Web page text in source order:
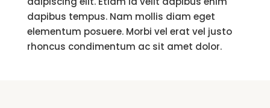
dapibus tempus. Nam mollis diam eget
elementum posuere. Morbi vel erat vel justo
rhoncus condimentum ac sit amet dolor.